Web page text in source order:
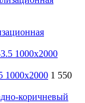
1000х2000 1 550